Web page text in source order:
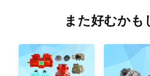
また好むかも